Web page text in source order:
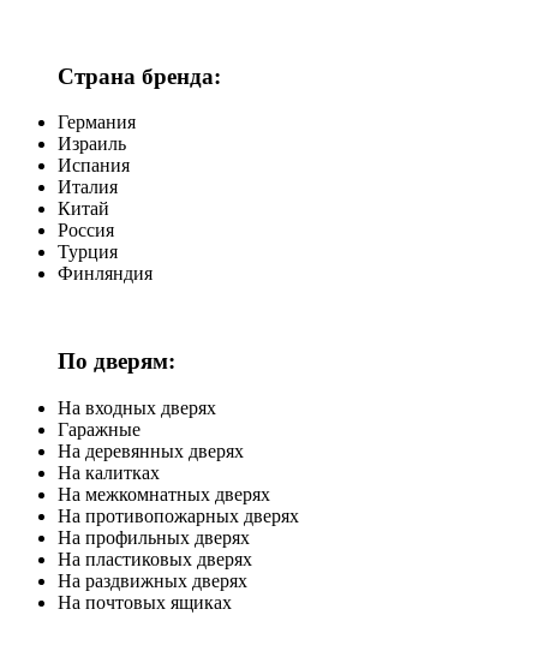
Страна бренда:
Германия
Израиль
Испания
Италия
Китай
Россия
Турция
Финляндия
По дверям:
На входных дверях
Гаражные
На деревянных дверях
На калитках
На межкомнатных дверях
На противопожарных дверях
На профильных дверях
На пластиковых дверях
На раздвижных дверях
На почтовых ящиках